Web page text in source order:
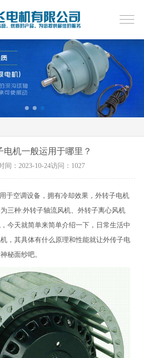
电机一般运用于哪里？
间：2023-10-24访问：1027
于空调设备，拥有冷却效果，外转子电机
三种:外转子轴流风机、外转子离心风机
今天就简单来简单介绍一下，日常生活中
，其具体有什么原理和性能就让外传子电
秘面纱吧。